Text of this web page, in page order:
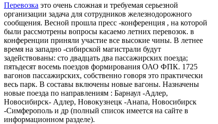
Перевозка это очень сложная и требуемая серьезной
организации задача для сотрудников железнодорожного
сообщения. Весной прошла пресс -конференция , на которой
были рассмотрены вопросы касаемо летних перевозок. в
конференции приняли участие все высокие чины. В летнее
время на западно -сибирской магистрали будут
задействованы: сто двадцать два пассажирских поезда;
пятьдесят восемь поездов формирования ОАО ФПК. 1725
вагонов пассажирских, собственно говоря это практически
весь парк. В составы включены новые вагоны. Назначены
новые поезда по направлениям : Барнаул -Адлер,
Новосибирск- Адлер, Новокузнецк -Анапа, Новосибирск
-Симферополь и др (полный список имеется на сайте в
информационном разделе).